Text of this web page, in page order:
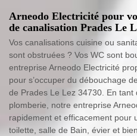
Arneodo Electricité pour
de canalisation Prades Le
Vos canalisations cuisine ou
sont obstruées ? Vos WC sont
entreprise Arneodo Electricité
pour s’occuper du débouchage
de Prades Le Lez 34730. En
plomberie, notre entreprise
rapidement et efficacement pour
toilette, salle de Bain, évier et